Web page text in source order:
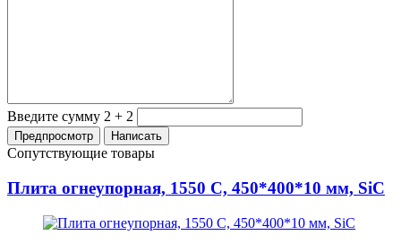
Введите сумму 2 + 2
Сопутствующие товары
Плита огнеупорная, 1550 С, 450*400*10 мм, SiC